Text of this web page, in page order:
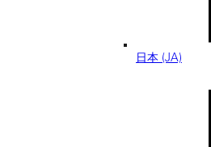
日本 (JA)